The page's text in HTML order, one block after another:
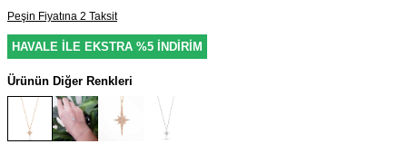
Peşin Fiyatına 2 Taksit
HAVALE İLE EKSTRA %5 İNDİRİM
Ürünün Diğer Renkleri